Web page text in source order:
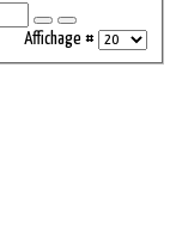
Affichage #